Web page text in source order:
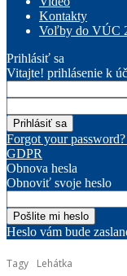
Kontakty
Voľby do VÚC
Prihlásiť sa
Vitajte! prihlásenie k
Forgot your
GDPR
Obnova hesla
Obnoviť svoje heslo
Heslo vám bude
Tagy Lehátka